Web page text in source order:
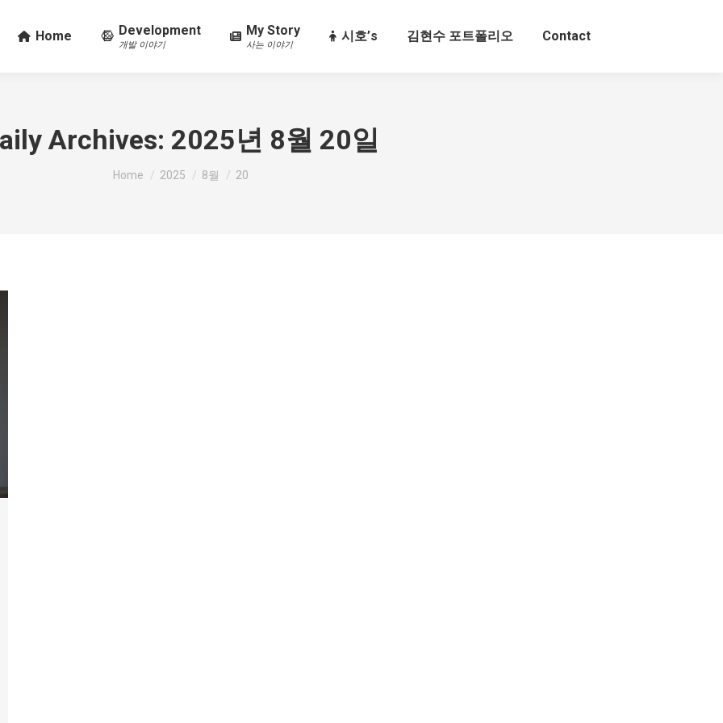
Home Development
개발 이야기
My Story
사는 이야기
시호’s 김현수 포트폴리오 Contact
Archives: 2025년 8월 20일
You are here:
Home 2025 8월 20